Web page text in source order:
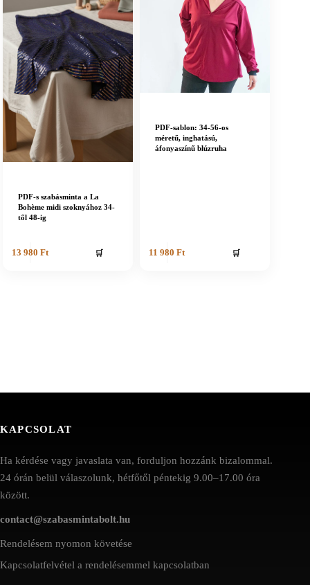
PDF-s szabásminta a La
Bohème midi szoknyához 34-
től 48-ig
13 980 Ft 🛒
PDF-sablon: 34-56-os
méretű, inghatású,
áfonyaszínű blúzruha
11 980Ft 🛒
KAPCSOLAT
Ha kérdése vagy javaslata van, forduljon hozzánk bizalommal.
24 órán belül válaszolunk, hétfőtől péntekig 9.00–17.00 óra
között.
contact@szabasmintabolt.hu
Rendelésem nyomon követése
Kapcsolatfelvétel a rendelésemmel kapcsolatban